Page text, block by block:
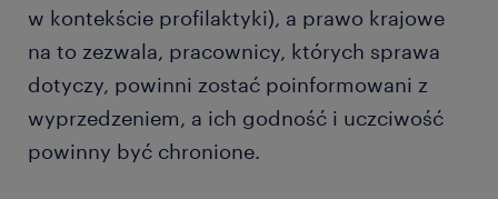
w kontekście profilaktyki), a prawo krajowe
na to zezwala, pracownicy, których sprawa
dotyczy, powinni zostać poinformowani z
wyprzedzeniem, a ich godność i uczciwość
powinny być chronione.